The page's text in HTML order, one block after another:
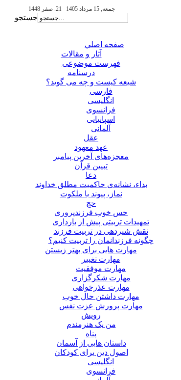
جمعه, 15 مرداد 1405
جستجو
صفحه اصلي
آثار و مقالات
فهرست موضوعی
درسنامه
شیعه کیست و چه می گوید؟
فارسی
انگلیسی
فرانسوی
اسپانیایی
آلمانی
عقل
عهد معهود
معجزه‌های آخرین پیامبر
تبيين قرآن
دعا
بداء، نشانه‌ی حاکمیت مطلق خداوند
نماز، پیوند با ملکوت
حج
حس خوب فرزندپروری
تمهیدات تربیتی پیش از بارداری
نقش شیردهی در تربیت فرزند
چگونه فرزندانمان را تربیت کنیم؟
مهارت هایی برای بهتر زیستن
مهارت تغییر
مهارت موفقیت
مهارت شکرگزاری
مهارت عذرخواهی
مهارت داشتن حال خوب
مهارت پرورش عزت نفس
رویش
من یک هنرمندم
پناه
داستان هایی از آسمان
اصول دین برای کودکان
انگلیسی
فرانسوی